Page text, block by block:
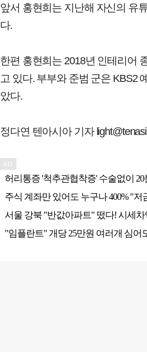
앞서 홍현희는 지난해 자신의 유
다.
한편 홍현희는 2018년 인테리어
고 있다. 부부와 준범 군은 KBS2
았다.
정다연 텐아시아 기자